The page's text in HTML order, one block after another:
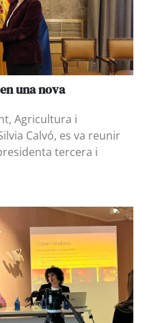
una nova
Agricultura i
Calvó, es va reunir
tercera i